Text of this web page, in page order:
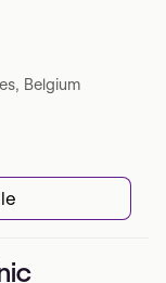
Belgium